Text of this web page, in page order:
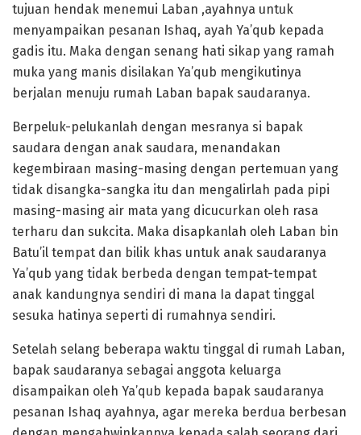
tujuan hendak menemui Laban ,ayahnya untuk
menyampaikan pesanan Ishaq, ayah Ya’qub kepada
gadis itu. Maka dengan senang hati sikap yang ramah
muka yang manis disilakan Ya’qub mengikutinya
berjalan menuju rumah Laban bapak saudaranya.
Berpeluk-pelukanlah dengan mesranya si bapak
saudara dengan anak saudara, menandakan
kegembiraan masing-masing dengan pertemuan yang
tidak disangka-sangka itu dan mengalirlah pada pipi
masing-masing air mata yang dicucurkan oleh rasa
terharu dan sukcita. Maka disapkanlah oleh Laban bin
Batu’il tempat dan bilik khas untuk anak saudaranya
Ya’qub yang tidak berbeda dengan tempat-tempat
anak kandungnya sendiri di mana Ia dapat tinggal
sesuka hatinya seperti di rumahnya sendiri.
Setelah selang beberapa waktu tinggal di rumah Laban,
bapak saudaranya sebagai anggota keluarga
disampaikan oleh Ya’qub kepada bapak saudaranya
pesanan Ishaq ayahnya, agar mereka berdua berbesan